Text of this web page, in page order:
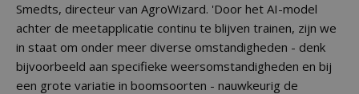
Smedts, directeur van AgroWizard. 'Door het AI-model
achter de meetapplicatie continu te blijven trainen, zijn we
in staat om onder meer diverse omstandigheden - denk
bijvoorbeeld aan specifieke weersomstandigheden en bij
een grote variatie in boomsoorten - nauwkeurig de